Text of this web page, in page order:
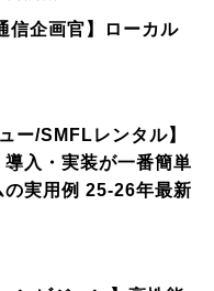
信企画官】ローカル
ー/SMFLレンタル】
入・実装が一番簡単
実用例 25-26年最新